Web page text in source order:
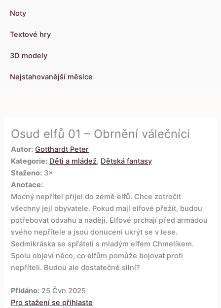
Noty
Textové hry
3D modely
Nejstahovanější měsíce
Osud elfů 01 – Obrnění válečníci
Autor: Gotthardt Peter
Kategorie: Děti a mládež, Dětská fantasy
Staženo: 3×
Anotace:
Mocný nepřítel přijel do země elfů. Chce zotročit
všechny její obyvatele. Pokud mají elfové přežít, budou
potřebovat odvahu a naději. Elfové prchají před armádou
svého nepřítele a jsou donuceni ukrýt se v lese.
Sedmikráska se spřátelí s mladým elfem Chmelíkem.
Spolu objeví něco, co elfům pomůže bojovat proti
nepříteli. Budou ale dostatečně silní?
Přidáno: 25 Čvn 2025
Pro stažení se přihlaste